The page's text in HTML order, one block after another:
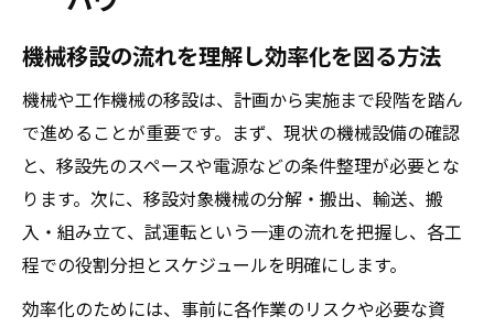
機械移設の流れを理解し効率化を図る方法
機械や工作機械の移設は、計画から実施まで段階を踏ん
で進めることが重要です。まず、現状の機械設備の確認
と、移設先のスペースや電源などの条件整理が必要とな
ります。次に、移設対象機械の分解・搬出、輸送、搬
入・組み立て、試運転という一連の流れを把握し、各工
程での役割分担とスケジュールを明確にします。
効率化のためには、事前に各作業のリスクや必要な資